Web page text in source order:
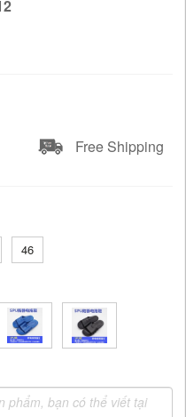
Free Shipping
46